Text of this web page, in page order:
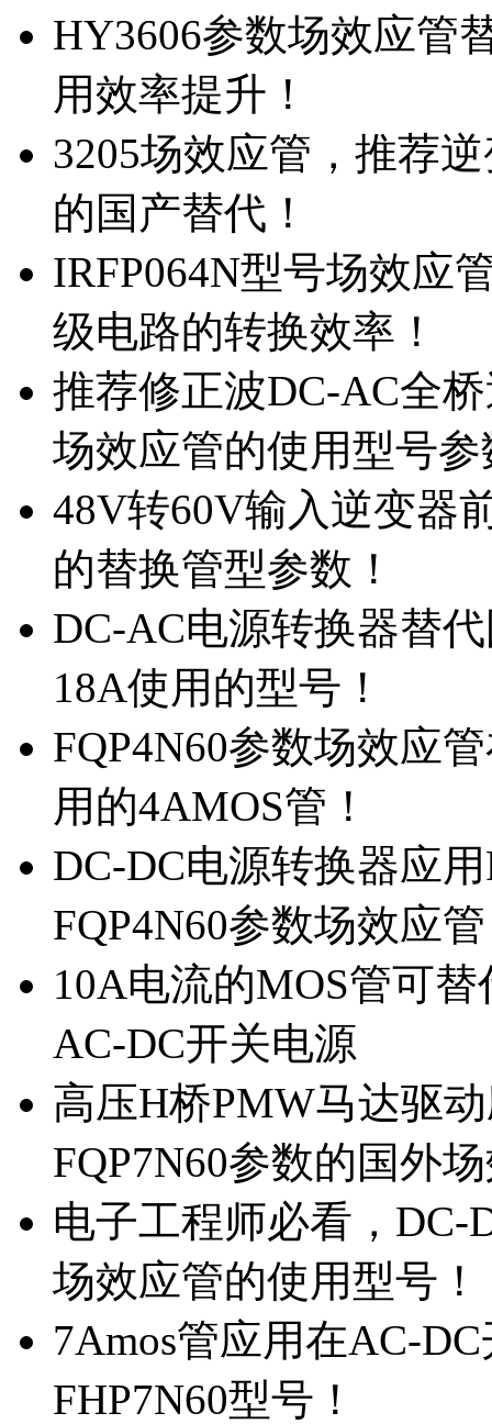
HY3606参数场效应管
用效率提升！
3205场效应管，推荐
的国产替代！
IRFP064N型号场效应
级电路的转换效率！
推荐修正波DC-AC全
场效应管的使用型号参
48V转60V输入逆变器
的替换管型参数！
DC-AC电源转换器替
18A使用的型号！
FQP4N60参数场效应
用的4AMOS管！
DC-DC电源转换器应
FQP4N60参数场效应
10A电流的MOS管可
AC-DC开关电源
高压H桥PMW马达驱
FQP7N60参数的国外
电子工程师必看，DC-
场效应管的使用型号！
7Amos管应用在AC-
FHP7N60型号！